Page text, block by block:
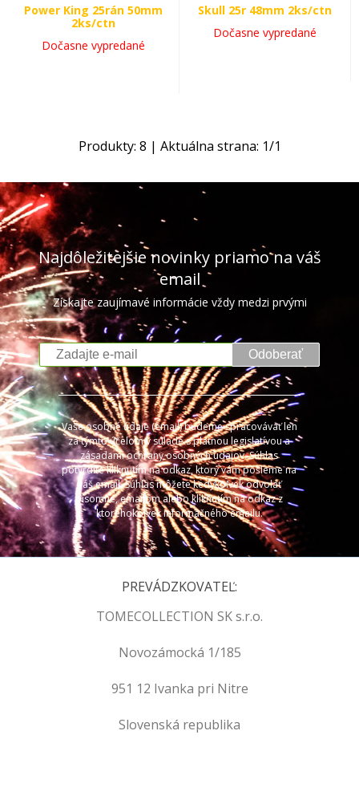
Power King 25rán 50mm
2ks/ctn
Dočasne vypredané
Skull 25r 48mm 2ks/ctn
Dočasne vypredané
Produkty: 8 | Aktuálna strana: 1/1
Najdôležitejšie novinky priamo na váš
email
Získajte zaujímavé informácie vždy medzi prvými
Odoberať
Vaše osobné údaje (email) budeme spracovávať len
za týmto účelom v súlade s platnou legislatívou a
zásadami ochrany osobných údajov. Súhlas
potvrdíte kliknutím na odkaz, ktorý vám pošleme na
váš email. Súhlas môžete kedykoľvek odvolať
písomne, emailom alebo kliknutím na odkaz z
ktoréhokoľvek informačného emailu.
PREVÁDZKOVATEĽ:
TOMECOLLECTION SK s.r.o.
Novozámocká 1/185
951 12 Ivanka pri Nitre
Slovenská republika